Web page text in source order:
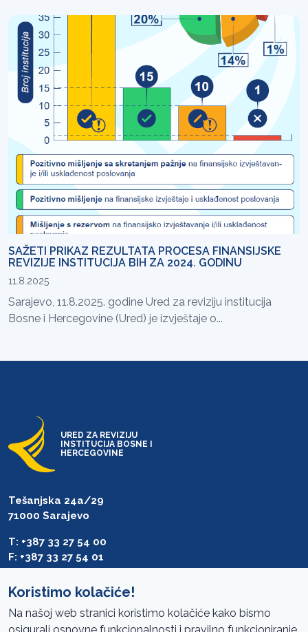
SAŽETI PRIKAZ REZULTATA PROCESA FINANSIJSKE
REVIZIJE INSTITUCIJA BIH ZA 2024. GODINU
11.8.2025
Sarajevo, 11.8.2025. godine Ured za reviziju institucija
Bosne i Hercegovine (Ured) je izvještaje o...
URED ZA REVIZIJU
INSTITUCIJA BOSNE I
HERCEGOVINE
Tešanjska 24a/29
71000 Sarajevo
T: +387 33 27 54 00
F: +387 33 27 54 01
Koristimo kolačiće!
Na našoj web stranici koristimo kolačiće kako bismo